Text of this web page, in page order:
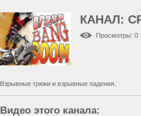
КАНАЛ:
Просмотры: 0
Взрывные трюки и взрывные падения.
Видео этого канала: